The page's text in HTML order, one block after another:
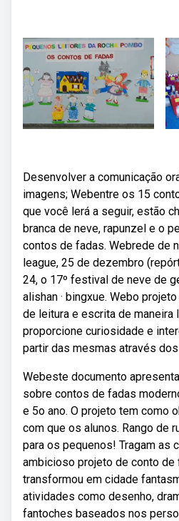
Desenvolver a comunicação
imagens; Webentre os 15
que você lerá a seguir, estão
branca de neve, rapunzel e o
contos de fadas. Webrede de
league, 25 de dezembro
24, o 17º festival de neve de
alishan · bingxue. Webo
de leitura e escrita de maneira
proporcione curiosidade e
partir das mesmas através
Webeste documento
sobre contos de fadas
e 5o ano. O projeto tem como
com que os alunos. Rango de
para os pequenos! Tragam as
ambicioso projeto de conto de
transformou em cidade
atividades como desenho,
fantoches baseados nos